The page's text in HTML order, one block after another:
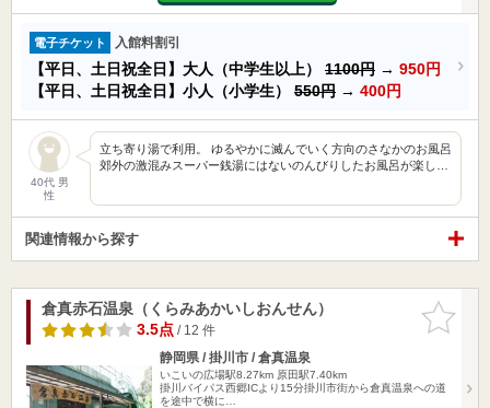
電子チケット 入館料割引
【平日、土日祝全日】大人（中学生以上） 1100円 → 950円
【平日、土日祝全日】小人（小学生） 550円 → 400円
40代 男
性
立ち寄り湯で利用。 ゆるやかに滅んでいく方向のさなかのお風呂
郊外の激混みスーパー銭湯にはないのんびりしたお風呂が楽し…
関連情報から探す
お気に入
りに追加
倉真赤石温泉（くらみあかいしおんせん）
3.5点/ 12 件
静岡県 / 掛川市 / 倉真温泉
いこいの広場駅8.27km 原田駅7.40km
掛川バイパス西郷ICより15分掛川市街から倉真温泉への道
を途中で横に…